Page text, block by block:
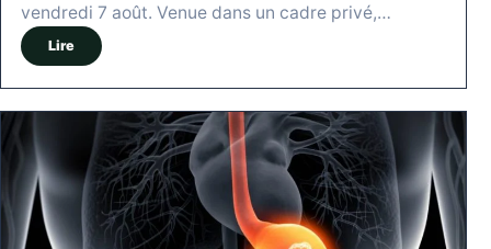
vendredi 7 août. Venue dans un cadre privé,…
Lire